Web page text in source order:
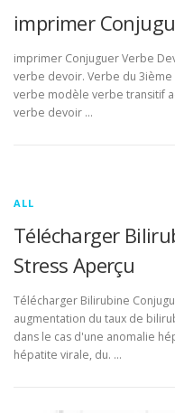
imprimer
imprimer Conjuguer Verbe
verbe devoir. Verbe du
verbe modèle verbe transitif
verbe devoir …
ALL
Télécharger
Stress Aperçu
Télécharger Bilirubine
augmentation du taux de
dans le cas d'une anomalie
hépatite virale, du. …